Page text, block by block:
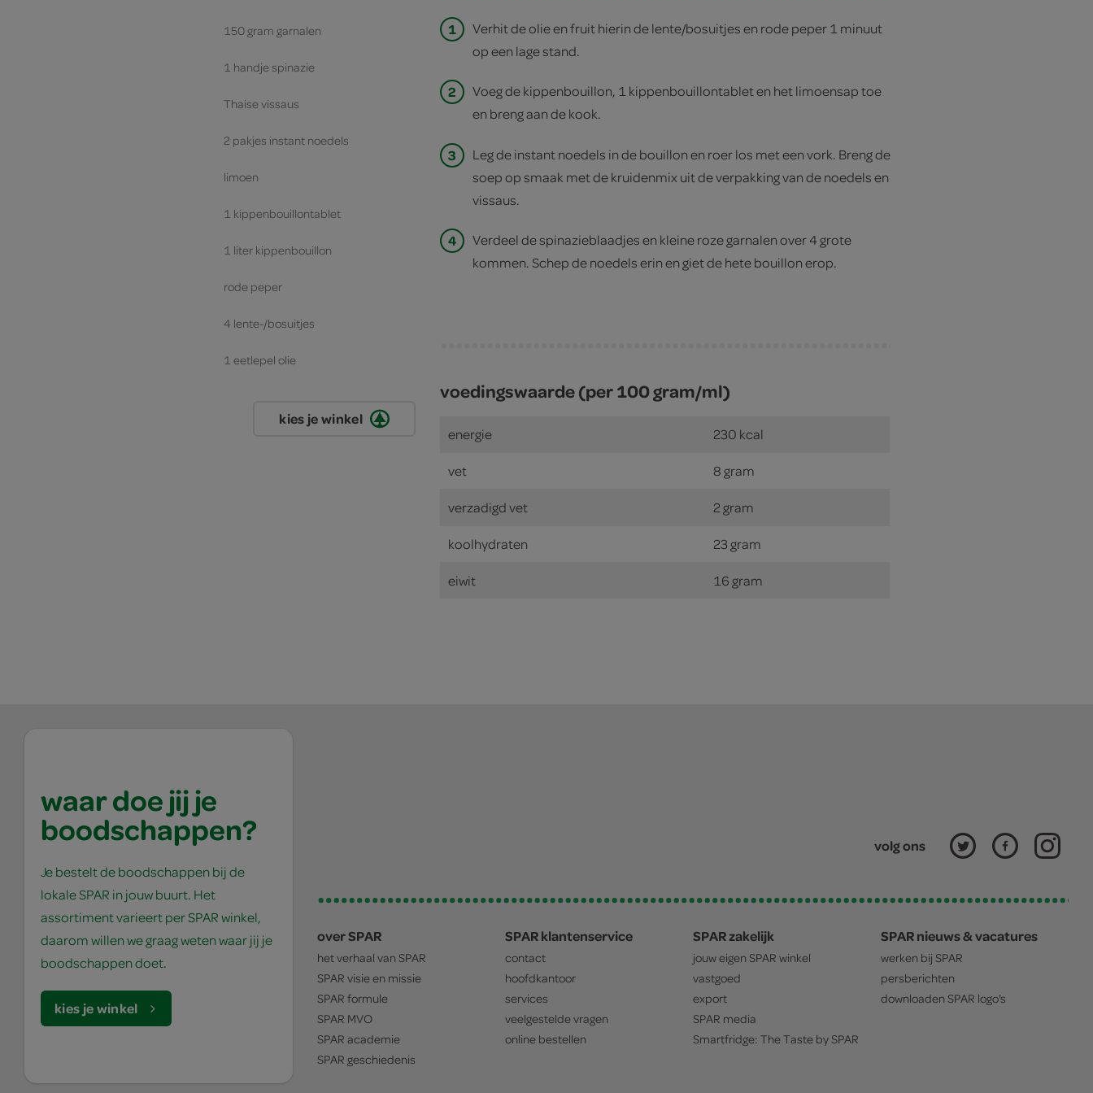
150 gram garnalen
1 handje spinazie
Thaise vissaus
2 pakjes instant noedels
limoen
1 kippenbouillontablet
1 liter kippenbouillon
rode peper
4 lente-/bosuitjes
1 eetlepel olie
kies je winkel
1
Verhit de olie en fruit hierin de lente/bosuitjes en rode peper 1 minuut
op een lage stand.
2
Voeg de kippenbouillon, 1 kippenbouillontablet en het limoensap toe
en breng aan de kook.
3
Leg de instant noedels in de bouillon en roer los met een vork. Breng de
soep op smaak met de kruidenmix uit de verpakking van de noedels en
vissaus.
4
Verdeel de spinazieblaadjes en kleine roze garnalen over 4 grote
kommen. Schep de noedels erin en giet de hete bouillon erop.
voedingswaarde (per 100 gram/ml)
energie 230 kcal
vet 8 gram
verzadigd vet 2 gram
koolhydraten 23 gram
eiwit 16 gram
waar doe jij je
boodschappen?
Je bestelt de boodschappen bij de
lokale SPAR in jouw buurt. Het
assortiment varieert per SPAR winkel,
daarom willen we graag weten waar jij je
boodschappen doet.
kies je winkel
volg ons
over SPAR
het verhaal van SPAR
SPAR visie en missie
SPAR formule
SPAR MVO
SPAR academie
SPAR geschiedenis
SPAR klantenservice
contact
hoofdkantoor
services
veelgestelde vragen
online bestellen
SPAR zakelijk
jouw eigen SPAR winkel
vastgoed
export
SPAR media
Smartfridge: The Taste bySPAR
SPAR nieuws & vacatures
werken bij SPAR
persberichten
downloaden SPAR logo's